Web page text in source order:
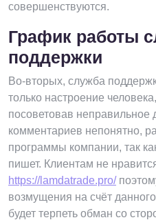
совершенствуются.
График работы
поддержки
Во-вторых, служба
только настроение
посоветовав неправильное
комментариев непонятно,
программы компании, так
пишет. Клиентам не
https://lamdatrade.pro/
возмущения на счёт
будет терпеть обман со